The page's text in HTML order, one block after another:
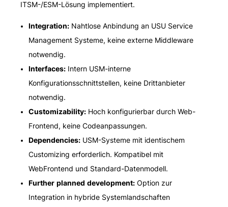
ITSM-/ESM-Lösung implementiert.
Integration: Nahtlose Anbindung an USU Service
Management Systeme, keine externe Middleware
notwendig.
Interfaces: Intern USM-interne
Konfigurationsschnittstellen, keine Drittanbieter
notwendig.
Customizability: Hoch konfigurierbar durch Web-
Frontend, keine Codeanpassungen.
Dependencies: USM-Systeme mit identischem
Customizing erforderlich. Kompatibel mit
WebFrontend und Standard-Datenmodell.
Further planned development: Option zur
Integration in hybride Systemlandschaften